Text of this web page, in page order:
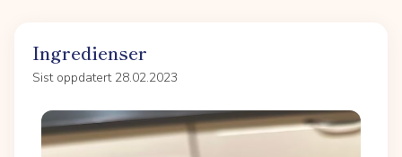
Ingredienser
Sist oppdatert 28.02.2023